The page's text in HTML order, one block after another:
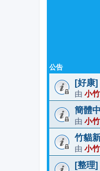
公告
[好康
由 小
簡體
由 小
竹貓
由 小
[整理